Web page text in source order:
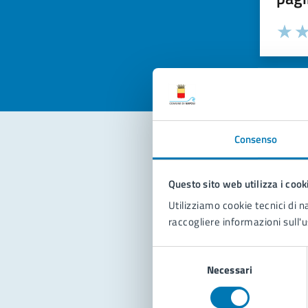
Consenso
Questo sito web utilizza i
Utilizziamo cookie tecnici di
raccogliere informazioni
Necessari
Valuta